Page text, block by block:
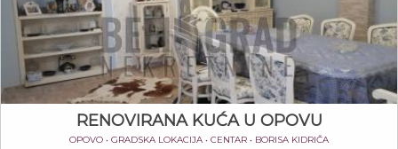
RENOVIRANA KUĆA U OPOVU
OPOVO • GRADSKA LOKACIJA • CENTAR • BORISA KIDRIČA